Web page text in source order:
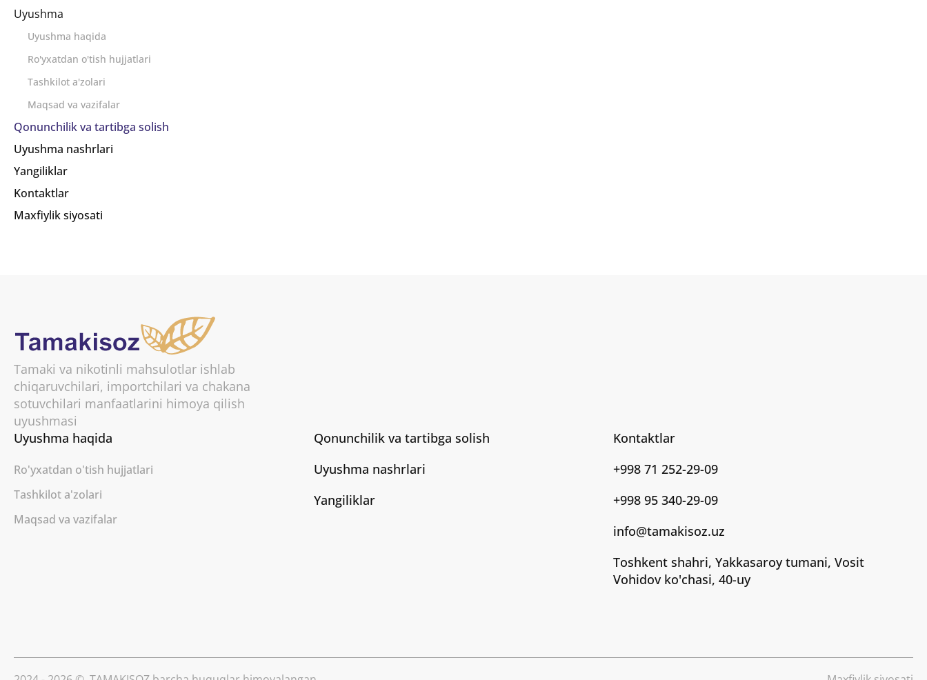
Uyushma
Uyushma haqida
Ro'yxatdan o'tish hujjatlari
Tashkilot a'zolari
Maqsad va vazifalar
Qonunchilik va tartibga solish
Uyushma nashrlari
Yangiliklar
Kontaktlar
Maxfiylik siyosati
Tamaki va nikotinli mahsulotlar ishlab
chiqaruvchilari, importchilari va chakana
sotuvchilari manfaatlarini himoya qilish
uyushmasi
Uyushma haqida
Ro'yxatdan o'tish hujjatlari
Tashkilot a'zolari
Maqsad va vazifalar
Qonunchilik va tartibga solish
Uyushma nashrlari
Yangiliklar
Kontaktlar
+998 71 252-29-09
+998 95 340-29-09
info@tamakisoz.uz
Toshkent shahri, Yakkasaroy tumani, Vosit
Vohidov ko'chasi, 40-uy